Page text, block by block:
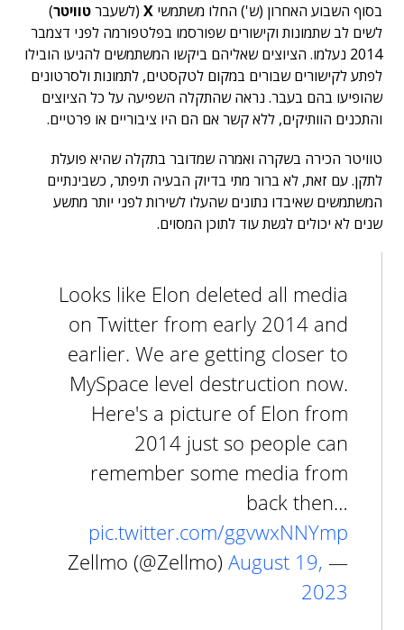
בסוף השבוע האחרון (ש') החלו משתמשי X (לשעברטוויטר)
לשים לב שתמונות וקישורים שפורסמו בפלטפורמה לפני דצמבר
2014 נעלמו. הציוצים שאליהם ביקשו המשתמשים להגיעו הובילו
לפתע לקישורים שבורים במקום לטקסטים, לתמונות ולסרטונים
שהופיעו בהם בעבר. נראה שהתקלה השפיעה על כל הציוצים
והתכנים הוותיקים, ללא קשר אם הם היו ציבוריים או פרטיים.
טוויטר הכירה בשקרה ואמרה שמדובר בתקלה שהיא פועלת
לתקן. עם זאת, לא ברור מתי בדיוק הבעיה תיפתר, כשבינתיים
המשתמשים שאיבדו נתונים שהעלו לשירות לפני יותר מתשע
שנים לא יכולים לגשת עוד לתוכן המסוים.
Looks like Elon deleted all media
on Twitter from early 2014 and
earlier. We are getting closer to
MySpace level destruction now.
Here's a picture of Elon from
2014 just so people can
remember some media from
back then…
pic.twitter.com/ggvwxNNYmp
— Zellmo (@Zellmo)
August 19,
2023